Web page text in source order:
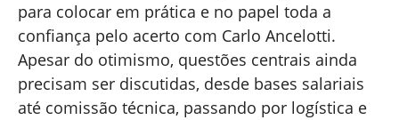
para colocar em prática e no papel toda a
confiança pelo acerto com Carlo Ancelotti.
Apesar do otimismo, questões centrais ainda
precisam ser discutidas, desde bases salariais
até comissão técnica, passando por logística e